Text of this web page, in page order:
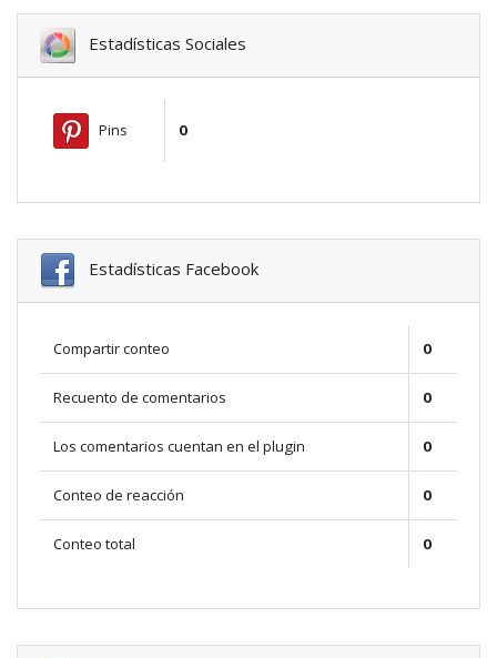
Estadísticas Sociales
Pins 0
Estadísticas Facebook
Compartir conteo 0
Recuento de comentarios 0
Los comentarios cuentan en el plugin 0
Conteo de reacción 0
Conteo total 0